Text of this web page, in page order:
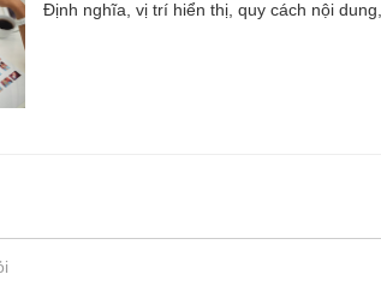
Định nghĩa, vị trí hiển thị, quy cách nội